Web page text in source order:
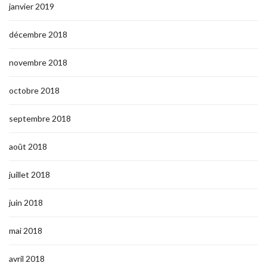
janvier 2019
décembre 2018
novembre 2018
octobre 2018
septembre 2018
août 2018
juillet 2018
juin 2018
mai 2018
avril 2018